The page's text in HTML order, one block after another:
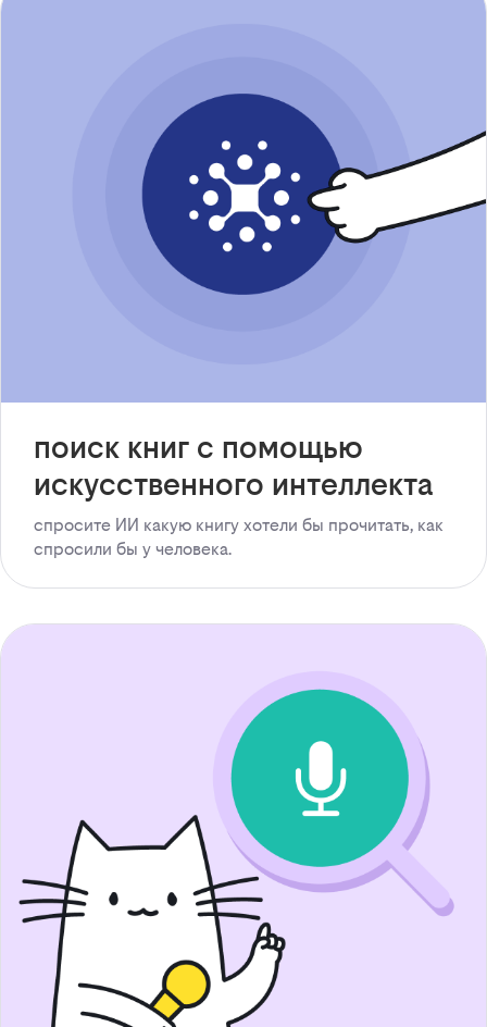
поиск книг с помощью
искусственного интеллекта
спросите ИИ какую книгу хотели бы прочитать, как
спросили бы у человека.